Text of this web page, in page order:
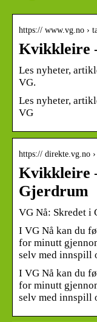
https:// www.vg.no ›
Kvikkleire
Les nyheter,
VG.
Les nyheter,
VG
https:// direkte.vg.no
Kvikkleire
Gjerdrum
VG Nå: Skredet i
I VG Nå kan du
for minutt
selv med innspill
I VG Nå kan du
for minutt
selv med innspill